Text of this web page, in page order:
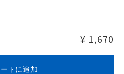
可能性があります。
¥ 1,670
トに追加